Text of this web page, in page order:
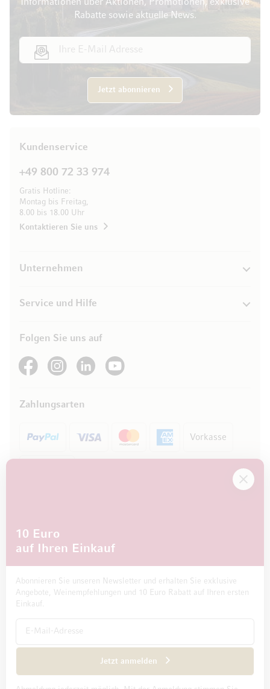
Informationen über Aktionen, Promotionen, exklusive
Rabatte sowie aktuelle News.
Jetzt abonnieren
Kundenservice
+49 800 72 33 974
Gratis Hotline:
Montag bis Freitag,
8.00 bis 18.00 Uhr
Kontaktieren Sie uns
Unternehmen
Service und Hilfe
Folgen Sie uns auf
See our FacebookSee our Instagram account
See our LinkedInSee our YouTube channel
Zahlungsarten
Vorkasse
Datenschutz und Disclaimer
10 Euro
auf Ihren Einkauf
Abonnieren Sie unseren Newsletter und erhalten Sie exklusive
Angebote, Weinempfehlungen und 10 Euro Rabatt auf Ihren ersten
Einkauf.
Jetzt anmelden